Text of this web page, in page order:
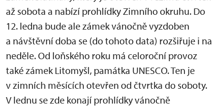
až sobota a nabízí prohlídky Zimního okruhu. Do
12. ledna bude ale zámek vánočně vyzdoben
a návštěvní doba se (do tohoto data) rozšiřuje i na
neděle. Od loňského roku má celoroční provoz
také zámek Litomyšl, památka UNESCO. Ten je
v zimních měsících otevřen od čtvrtka do soboty.
V lednu se zde konají prohlídky vánočně